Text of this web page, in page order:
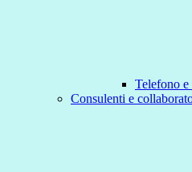
Telefono e
Consulenti e